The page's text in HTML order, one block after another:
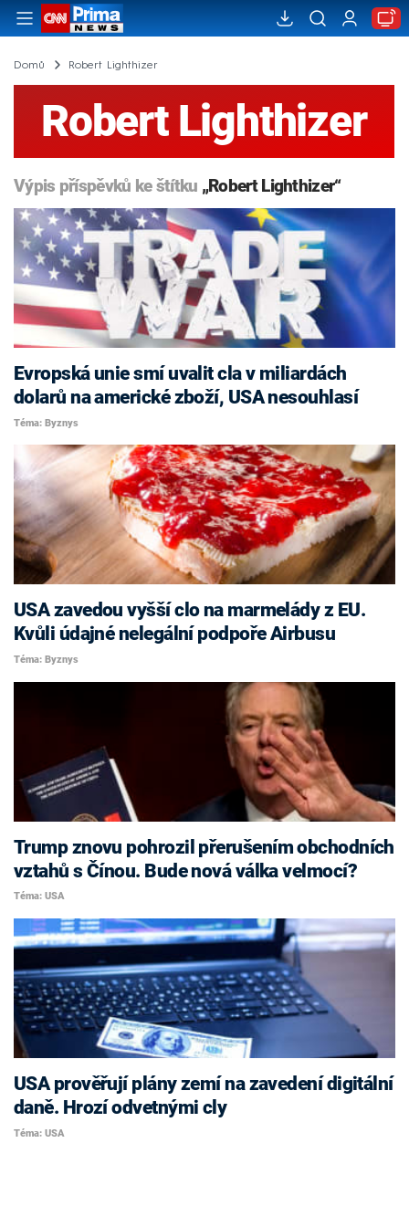
Domů Robert Lighthizer
Robert Lighthizer
Výpis příspěvků ke štítku „Robert Lighthizer“
Evropská unie smí uvalit cla v miliardách
dolarů na americké zboží, USA nesouhlasí
Téma: Byznys
USA zavedou vyšší clo na marmelády z EU.
Kvůli údajné nelegální podpoře Airbusu
Téma: Byznys
Trump znovu pohrozil přerušením obchodních
vztahů s Čínou. Bude nová válka velmocí?
Téma: USA
USA prověřují plány zemí na zavedení digitální
daně. Hrozí odvetnými cly
Téma: USA